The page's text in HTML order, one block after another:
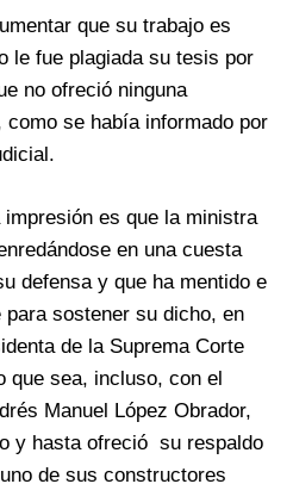
que su trabajo es
le fue plagiada su tesis por
no ofreció ninguna
se había informado por
es que la ministra
en una cuesta
defensa y que ha mentido e
sostener su dicho, en
de la Suprema Corte
que sea, incluso, con el
Manuel López Obrador,
y hasta ofreció su respaldo
de sus constructores